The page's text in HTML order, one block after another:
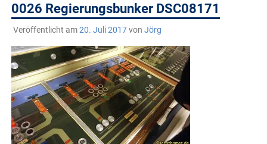
0026 Regierungsbunker DSC08171
Veröffentlicht am20. Juli 2017von Jörg